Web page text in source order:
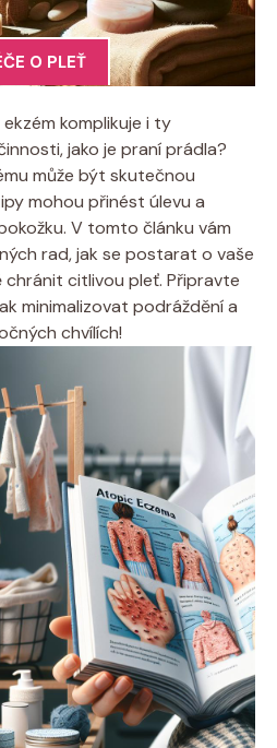
O PLEŤ
komplikuje i ty
jako je praní ⁣prádla?
může​ být skutečnou
mohou přinést úlevu a
V tomto článku‌ vám
rad, jak se postarat o vaše‌
citlivou ⁣pleť. Připravte
‌minimalizovat podráždění a
chvílích!